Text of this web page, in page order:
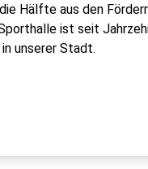
Hälfte aus den
ist seit
unserer Stadt.